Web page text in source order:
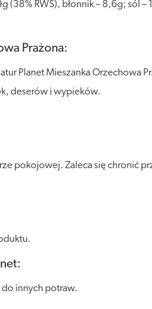
(38% RWS), błonnik – 8,6g; sól –
Prażona:
Planet Mieszanka Orzechowa
deserów i wypieków.
pokojowej. Zaleca się chronić
do innych potraw.